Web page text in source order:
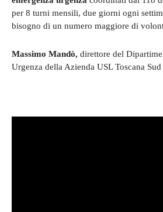
per 8 turni mensili, due giorni ogni
bisogno di un numero maggiore di
Massimo Mandò, direttore del
Urgenza della Azienda USL Toscana Sud